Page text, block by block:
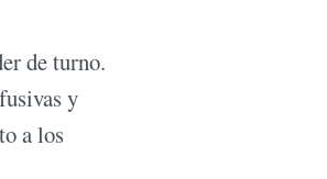
de turno.
y
a los